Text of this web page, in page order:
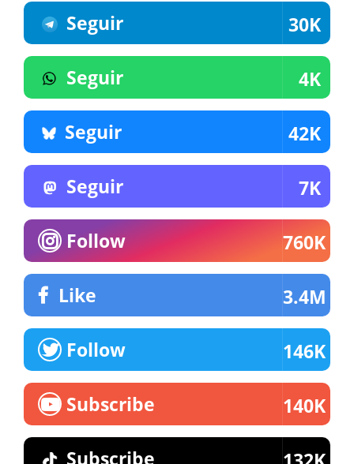
Seguir 30K
Seguir 4K
Seguir 42K
Seguir 7K
Follow 760K
Like 3.4M
Follow 146K
Subscribe 140K
Subscribe